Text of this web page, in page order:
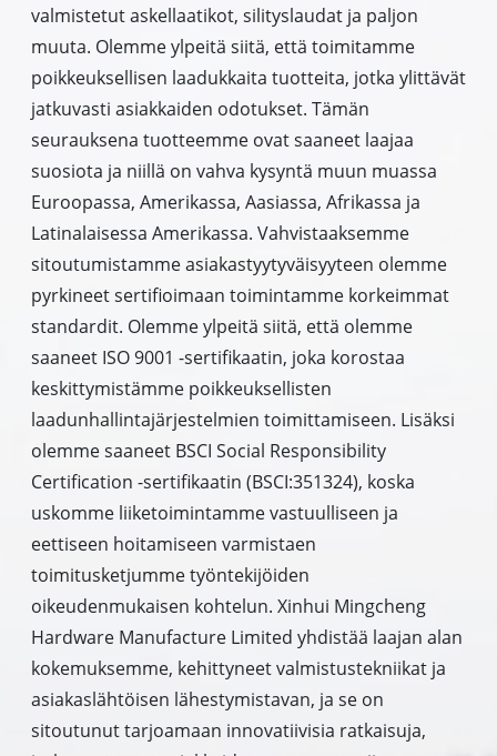
valmistetut askellaatikot, silityslaudat ja paljon
muuta. Olemme ylpeitä siitä, että toimitamme
poikkeuksellisen laadukkaita tuotteita, jotka ylittävät
jatkuvasti asiakkaiden odotukset. Tämän
seurauksena tuotteemme ovat saaneet laajaa
suosiota ja niillä on vahva kysyntä muun muassa
Euroopassa, Amerikassa, Aasiassa, Afrikassa ja
Latinalaisessa Amerikassa. Vahvistaaksemme
sitoutumistamme asiakastyytyväisyyteen olemme
pyrkineet sertifioimaan toimintamme korkeimmat
standardit. Olemme ylpeitä siitä, että olemme
saaneet ISO 9001 -sertifikaatin, joka korostaa
keskittymistämme poikkeuksellisten
laadunhallintajärjestelmien toimittamiseen. Lisäksi
olemme saaneet BSCI Social Responsibility
Certification -sertifikaatin (BSCI:351324), koska
uskomme liiketoimintamme vastuulliseen ja
eettiseen hoitamiseen varmistaen
toimitusketjumme työntekijöiden
oikeudenmukaisen kohtelun. Xinhui Mingcheng
Hardware Manufacture Limited yhdistää laajan alan
kokemuksemme, kehittyneet valmistustekniikat ja
asiakaslähtöisen lähestymistavan, ja se on
sitoutunut tarjoamaan innovatiivisia ratkaisuja,